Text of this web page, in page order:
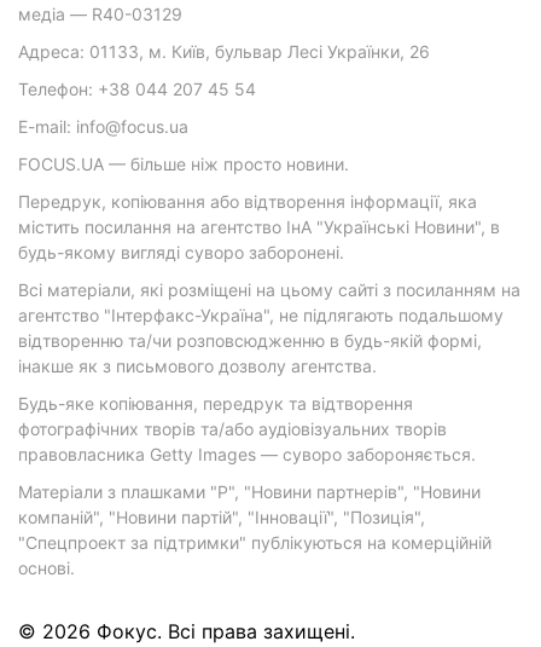
медіа — R40-03129
Адреса: 01133, м. Київ, бульвар Лесі Українки, 26
Телефон: +38 044 207 45 54
E-mail: info@focus.ua
FOCUS.UA — більше ніж просто новини.
Передрук, копіювання або відтворення інформації, яка
містить посилання на агентство ІнА "Українські Новини", в
будь-якому вигляді суворо заборонені.
Всі матеріали, які розміщені на цьому сайті з посиланням на
агентство "Інтерфакс-Україна", не підлягають подальшому
відтворенню та/чи розповсюдженню в будь-якій формі,
інакше як з письмового дозволу агентства.
Будь-яке копіювання, передрук та відтворення
фотографічних творів та/або аудіовізуальних творів
правовласника Getty Images — суворо забороняється.
Матеріали з плашками "Р", "Новини партнерів", "Новини
компаній", "Новини партій", "Інновації", "Позиція",
"Спецпроект за підтримки" публікуються на комерційній
основі.
© 2026 Фокус. Всі права захищені.